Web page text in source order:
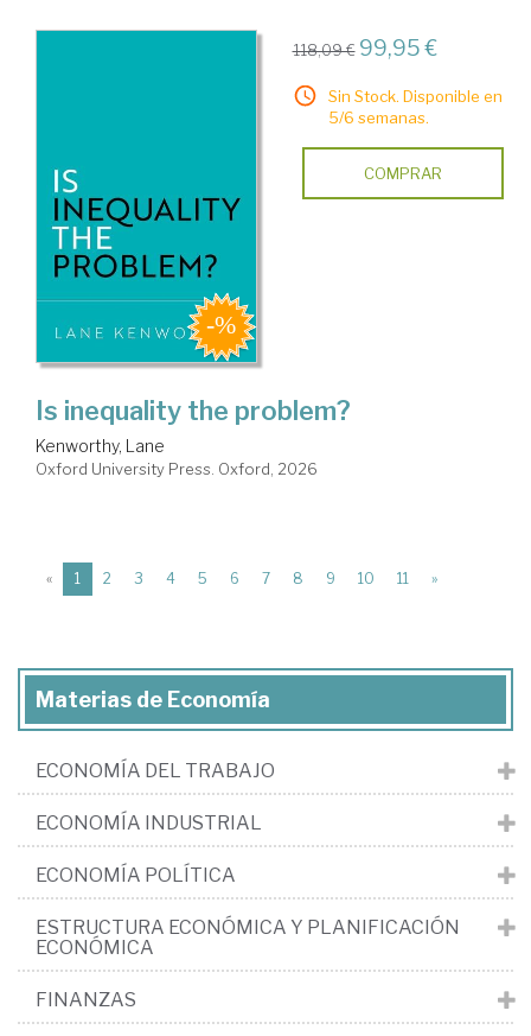
118,09 € 99,95 €
Sin Stock. Disponible en
5/6 semanas.
COMPRAR
Is inequality the problem?
Kenworthy, Lane
Oxford University Press. Oxford, 2026
« 1 (current)
2 3 4 5 6 7 8 9 10 11 »
Materias de Economía
ECONOMÍA DEL TRABAJO
ECONOMÍA INDUSTRIAL
ECONOMÍA POLÍTICA
ESTRUCTURA ECONÓMICA Y PLANIFICACIÓN
ECONÓMICA
FINANZAS